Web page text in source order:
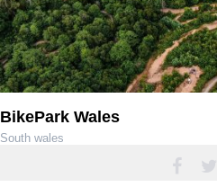
BikePark Wales
South wales